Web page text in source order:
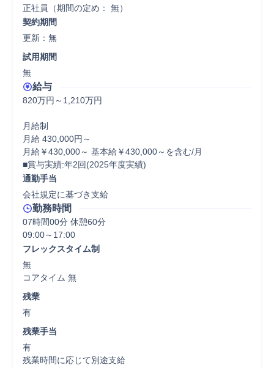
正社員（期間の定め： 無）
契約期間
更新：無
試用期間
無
給与
820万円～1,210万円
月給制
月給 430,000円～
月給￥430,000～ 基本給￥430,000～を含む/月
■賞与実績:年2回(2025年度実績)
通勤手当
会社規定に基づき支給
勤務時間
07時間00分 休憩60分
フレックスタイム制
無
コアタイム 無
残業
有
残業手当
有
残業時間に応じて別途支給